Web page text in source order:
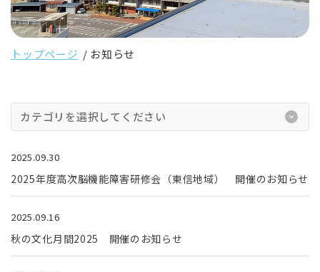
トップページ お知らせ
カテゴリを選択してください
2025.09.30
2025年度高次脳機能障害研修会（東信地域） 開催のお知らせ
2025.09.16
秋の文化月間2025 開催のお知らせ